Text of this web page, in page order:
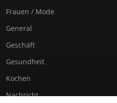
Frauen / Mode
General
Geschäft
Gesundheit
Kochen
Nachricht